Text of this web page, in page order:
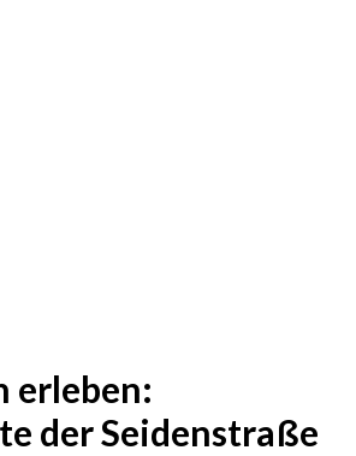
erleben:
der Seidenstraße